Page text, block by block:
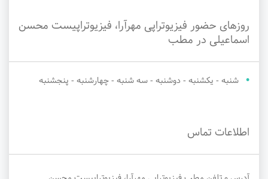
روزهای حضور فیزیوتراپی مهرآرا، فیزیوتراپیست محسن
اسماعیلی در مطب
شنبه - یکشنبه - دوشنبه - سه شنبه - چهارشنبه - پنجشنبه
اطلاعات تماس